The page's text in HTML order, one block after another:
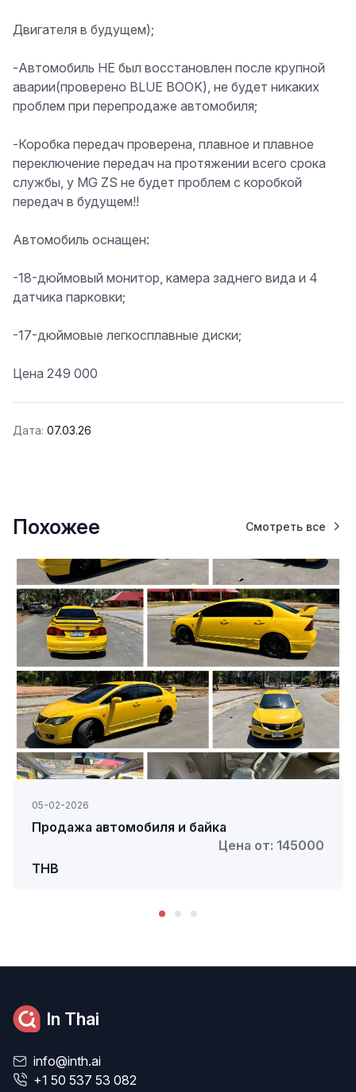
Двигателя в будущем);
-Автомобиль НЕ был восстановлен после крупной
аварии(проверено BLUE BOOK), не будет никаких
проблем при перепродаже автомобиля;
-Коробка передач проверена, плавное и плавное
переключение передач на протяжении всего срока
службы, у MG ZS не будет проблем с коробкой
передач в будущем!!
Автомобиль оснащен:
-18-дюймовый монитор, камера заднего вида и 4
датчика парковки;
-17-дюймовые легкосплавные диски;
Цена 249 000
Дата: 07.03.26
Похожее Смотреть все
05-02-2026
Продажа автомобиля и байка
Цена от: 145000
THB
In Thai
info@inth.ai
+1 50 537 53 082